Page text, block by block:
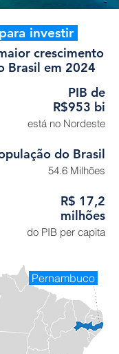
investir
crescimento
Brasil em 2024
PIB de
R$953 bi
está no Nordeste
do Brasil
54.6 Milhões
R$ 17,2
milhões
do PIB per capita
Pernambuco